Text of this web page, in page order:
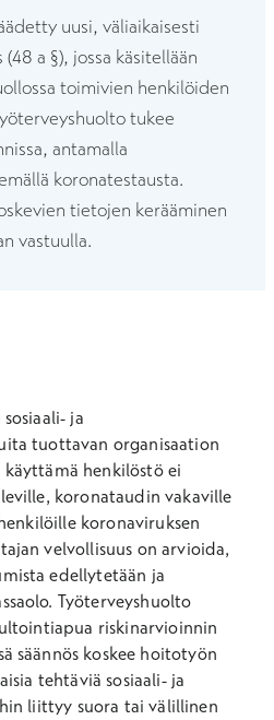
uusi, väliaikaisesti
a §), jossa käsitellään
toimivien henkilöiden
tukee
antamalla
koronatestausta.
tietojen kerääminen
vastuulla.
ja
tuottavan organisaation
henkilöstö ei
koronataudin vakaville
koronaviruksen
velvollisuus on arvioida,
edellytetään ja
Työterveyshuolto
riskinarvioinnin
säännös koskee hoitotyön
tehtäviä sosiaali- ja
liittyy suora tai välillinen